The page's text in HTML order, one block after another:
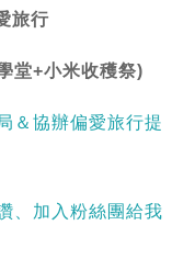
旅行
堂+小米收穫祭)
＆協辦偏愛旅行提
、加入粉絲團給我